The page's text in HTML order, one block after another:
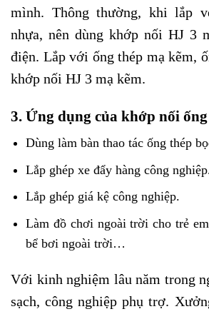
mình. Thông thường, khi lắp
nhựa, nên dùng khớp nối HJ 3
điện. Lắp với ống thép mạ kẽm,
khớp nối HJ 3 mạ kẽm.
3. Ứng dụng của khớp nối
Dùng làm bàn thao tác ống thép
Lắp ghép xe đẩy hàng công
Lắp ghép giá kệ công nghiệp.
Làm đồ chơi ngoài trời cho trẻ
bể bơi ngoài trời…
Với kinh nghiệm lâu năm trong
sạch, công nghiệp phụ trợ.